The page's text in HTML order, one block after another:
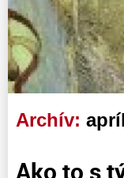
Zoznam blogov
Komerčné blogy
Archív:
Ako to s